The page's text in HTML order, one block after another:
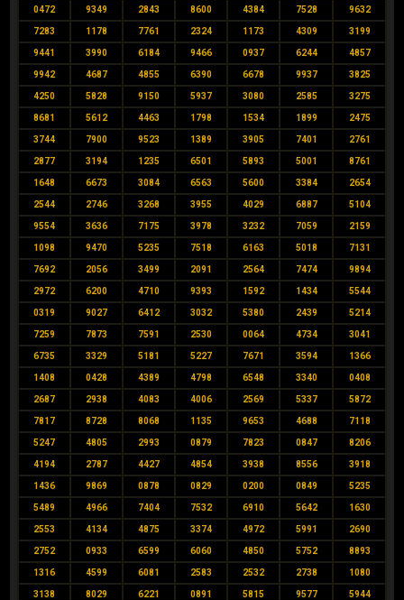
0472 9349 2843 8600 4384 7528 9632
7283 1178 7761 2324 1173 4309 3199
9441 3990 6184 9466 0937 6244 4857
9942 4687 4855 6390 6678 9937 3825
4250 5828 9150 5937 3080 2585 3275
8681 5612 4463 1798 1534 1899 2475
3744 7900 9523 1389 3905 7401 2761
2877 3194 1235 6501 5893 5001 8761
1648 6673 3084 6563 5600 3384 2654
2544 2746 3268 3955 4029 6887 5104
9554 3636 7175 3978 3232 7059 2159
1098 9470 5235 7518 6163 5018 7131
7692 2056 3499 2091 2564 7474 9894
2972 6200 4710 9393 1592 1434 5544
0319 9027 6412 3032 5380 2439 5214
7259 7873 7591 2530 0064 4734 3041
6735 3329 5181 5227 7671 3594 1366
1408 0428 4389 4798 6548 3340 0408
2687 2938 4083 4006 2569 5337 5872
7817 8728 8068 1135 9653 4688 7118
5247 4805 2993 0879 7823 0847 8206
4194 2787 4427 4854 3938 8556 3918
1436 9869 0878 0829 0200 0849 5235
5489 4966 7404 7532 6910 5642 1630
2553 4134 4875 3374 4972 5991 2690
2752 0933 6599 6060 4850 5752 8893
1316 4599 6081 2583 2532 2738 1080
3138 8029 6221 0891 5815 9577 5944